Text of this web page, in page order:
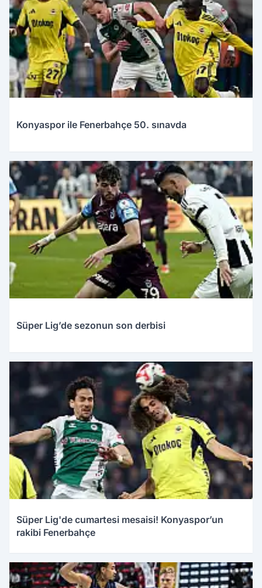
Konyaspor ile Fenerbahçe 50. sınavda
Süper Lig’de sezonun son derbisi
Süper Lig'de cumartesi mesaisi! Konyaspor’un
rakibi Fenerbahçe